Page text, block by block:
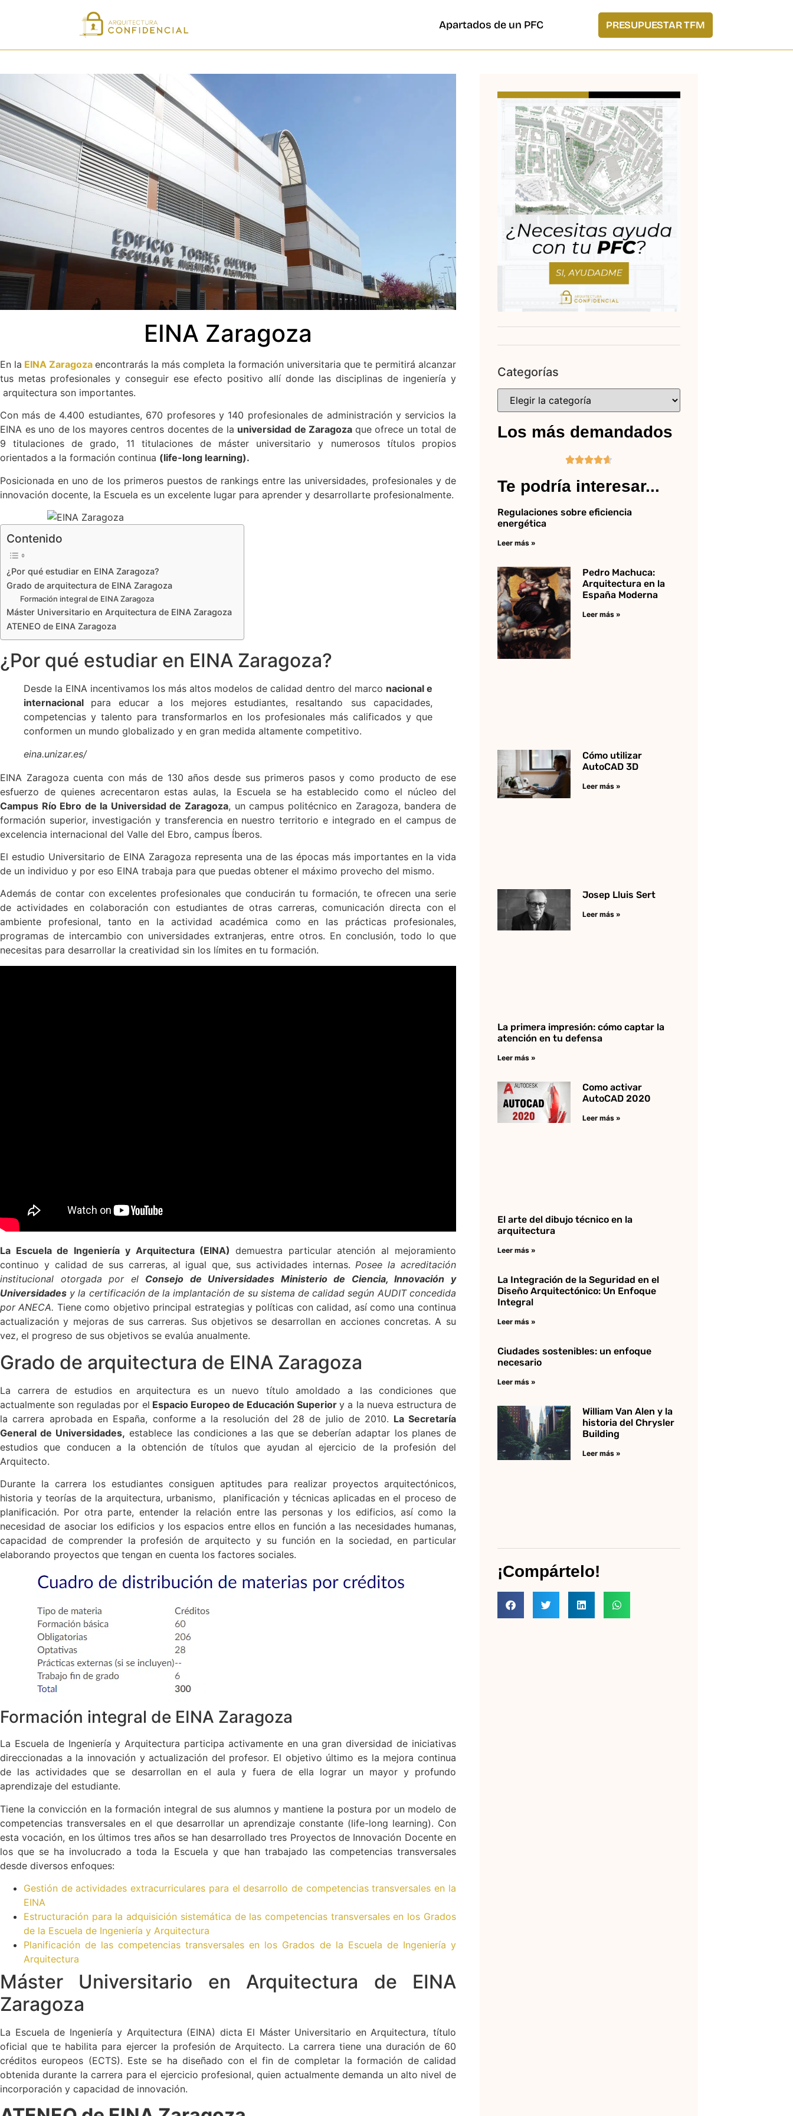
Apartados de un PFC PRESUPUESTAR TFM
EINA Zaragoza
En la EINA Zaragoza encontrarás la más completa la formación universitaria que te permitirá alcanzar
tus metas profesionales y conseguir ese efecto positivo allí donde las disciplinas de ingeniería y
arquitectura son importantes.
Con más de 4.400 estudiantes, 670 profesores y 140 profesionales de administración y servicios la
EINA es uno de los mayores centros docentes de la universidad de Zaragoza que ofrece un total de
9 titulaciones de grado, 11 titulaciones de máster universitario y numerosos títulos propios
orientados a la formación continua (life-long learning).
Posicionada en uno de los primeros puestos de rankings entre las universidades, profesionales y de
innovación docente, la Escuela es un excelente lugar para aprender y desarrollarte profesionalmente.
Contenido
¿Por qué estudiar en EINA Zaragoza?
Grado de arquitectura de EINA Zaragoza
Formación integral de EINA Zaragoza
Máster Universitario en Arquitectura de EINA Zaragoza
ATENEO de EINA Zaragoza
¿Por qué estudiar en EINA Zaragoza?
Desde la EINA incentivamos los más altos modelos de calidad dentro del marco nacional e
internacional para educar a los mejores estudiantes, resaltando sus capacidades,
competencias y talento para transformarlos en los profesionales más calificados y que
conformen un mundo globalizado y en gran medida altamente competitivo.
eina.unizar.es/
EINA Zaragoza cuenta con más de 130 años desde sus primeros pasos y como producto de ese
esfuerzo de quienes acrecentaron estas aulas, la Escuela se ha establecido como el núcleo del
Campus Río Ebro de la Universidad de Zaragoza, un campus politécnico en Zaragoza, bandera de
formación superior, investigación y transferencia en nuestro territorio e integrado en el campus de
excelencia internacional del Valle del Ebro, campus Íberos.
El estudio Universitario de EINA Zaragoza representa una de las épocas más importantes en la vida
de un individuo y por eso EINA trabaja para que puedas obtener el máximo provecho del mismo.
Además de contar con excelentes profesionales que conducirán tu formación, te ofrecen una serie
de actividades en colaboración con estudiantes de otras carreras, comunicación directa con el
ambiente profesional, tanto en la actividad académica como en las prácticas profesionales,
programas de intercambio con universidades extranjeras, entre otros. En conclusión, todo lo que
necesitas para desarrollar la creatividad sin los límites en tu formación.
La Escuela de Ingeniería y Arquitectura (EINA)demuestra particular atención al mejoramiento
continuo y calidad de sus carreras, al igual que, sus actividades internas.Posee la acreditación
institucional otorgada por el Consejo de Universidades Ministerio de Ciencia, Innovación y
Universidades y la certificación de la implantación de su sistema de calidad según AUDIT concedida
por ANECA. Tiene como objetivo principal estrategias y políticas con calidad, así como una continua
actualización y mejoras de sus carreras. Sus objetivos se desarrollan en acciones concretas. A su
vez, el progreso de sus objetivos se evalúa anualmente.
Grado de arquitectura de EINA Zaragoza
La carrera de estudios en arquitectura es un nuevo título amoldado a las condiciones que
actualmente son reguladas por el Espacio Europeo de Educación Superiory a la nueva estructura de
la carrera aprobada en España, conforme a la resolución del 28 de julio de 2010. La Secretaría
General de Universidades, establece las condiciones a las que se deberían adaptar los planes de
estudios que conducen a la obtención de títulos que ayudan al ejercicio de la profesión del
Arquitecto.
Durante la carrera los estudiantes consiguen aptitudes para realizar proyectos arquitectónicos,
historia y teorías de la arquitectura, urbanismo, planificación y técnicas aplicadas en el proceso de
planificación. Por otra parte, entender la relación entre las personas y los edificios, así como la
necesidad de asociar los edificios y los espacios entre ellos en función a las necesidades humanas,
capacidad de comprender la profesión de arquitecto y su función en la sociedad, en particular
elaborando proyectos que tengan en cuenta los factores sociales.
Formación integral de EINA Zaragoza
La Escuela de Ingeniería y Arquitectura participa activamente en una gran diversidad de iniciativas
direccionadas a la innovación y actualización del profesor. El objetivo último es la mejora continua
de las actividades que se desarrollan en el aula y fuera de ella lograr un mayor y profundo
aprendizaje del estudiante.
Tiene la convicción en la formación integral de sus alumnos y mantiene la postura por un modelo de
competencias transversales en el que desarrollar un aprendizaje constante (life-long learning). Con
esta vocación, en los últimos tres años se han desarrollado tres Proyectos de Innovación Docente en
los que se ha involucrado a toda la Escuela y que han trabajado las competencias transversales
desde diversos enfoques:
Gestión de actividades extracurriculares para el desarrollo de competencias transversales en la
EINA
Estructuración para la adquisición sistemática de las competencias transversales en los Grados
de la Escuela de Ingeniería y Arquitectura
Planificación de las competencias transversales en los Grados de la Escuela de Ingeniería y
Arquitectura
Máster Universitario en Arquitectura de EINA
Zaragoza
La Escuela de Ingeniería y Arquitectura (EINA) dicta El Máster Universitario en Arquitectura, título
oficial que te habilita para ejercer la profesión de Arquitecto. La carrera tiene una duración de 60
créditos europeos (ECTS). Este se ha diseñado con el fin de completar la formación de calidad
obtenida durante la carrera para el ejercicio profesional, quien actualmente demanda un alto nivel de
incorporación y capacidad de innovación.
Categorías
Los más demandados

Te podría interesar...
Regulaciones sobre eficiencia
energética
Leer más »
Pedro Machuca:
Arquitectura en la
España Moderna
Leer más »
Cómo utilizar
AutoCAD 3D
Leer más »
Josep Lluis Sert
Leer más »
La primera impresión: cómo captar la
atención en tu defensa
Leer más »
Como activar
AutoCAD 2020
Leer más »
El arte del dibujo técnico en la
arquitectura
Leer más »
La Integración de la Seguridad en el
Diseño Arquitectónico: Un Enfoque
Integral
Leer más »
Ciudades sostenibles: un enfoque
necesario
Leer más »
William Van Alen y la
historia del Chrysler
Building
Leer más »
¡Compártelo!